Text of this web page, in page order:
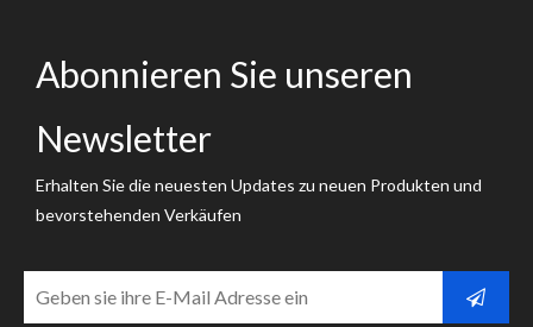
Abonnieren Sie unseren
Newsletter
Erhalten Sie die neuesten Updates zu neuen Produkten und
bevorstehenden Verkäufen